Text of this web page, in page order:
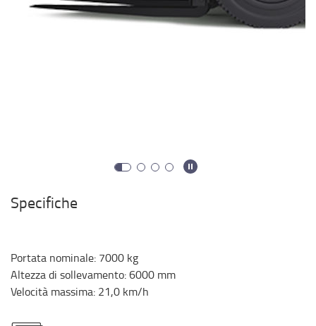
Specifiche
Portata nominale: 7000 kg
Altezza di sollevamento:6000 mm
Velocità massima: 21,0 km/h